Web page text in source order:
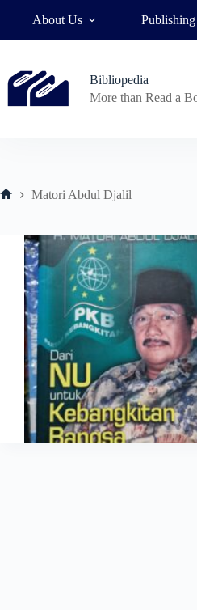
About Us Publishing
Bibliopedia
More than Read a
Matori Abdul Djalil